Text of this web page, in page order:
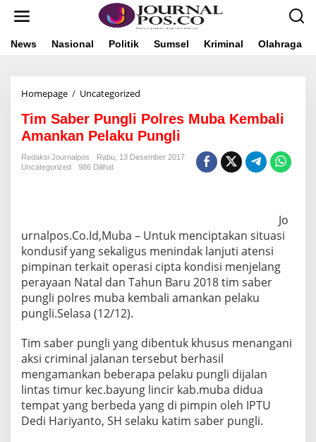
News Nasional Politik Sumsel Kriminal Olahraga
Homepage / Uncategorized
m
S
a
b
g
l
i
P
o
l
M
u
b
a
K
e
m
Tim Saber Pungli Polres Muba Kembali
Amankan Pelaku Pungli
Redaksi Journalpos
Rabu, 13 Desember 2017
Uncategorized
986 Dilihat
Jo
urnalpos.Co.Id,Muba – Untuk menciptakan situasi
kondusif yang sekaligus menindak lanjuti atensi
pimpinan terkait operasi cipta kondisi menjelang
perayaan Natal dan Tahun Baru 2018 tim saber
pungli polres muba kembali amankan pelaku
pungli.Selasa (12/12).
Tim saber pungli yang dibentuk khusus menangani
aksi criminal jalanan tersebut berhasil
mengamankan beberapa pelaku pungli dijalan
lintas timur kec.bayung lincir kab.muba didua
tempat yang berbeda yang di pimpin oleh IPTU
Dedi Hariyanto, SH selaku katim saber pungli.